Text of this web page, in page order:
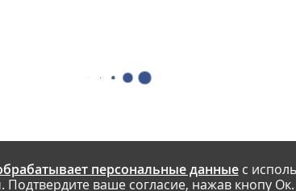
персональные данныес
Подтвердите ваше согласие, нажав кнопу Ок.